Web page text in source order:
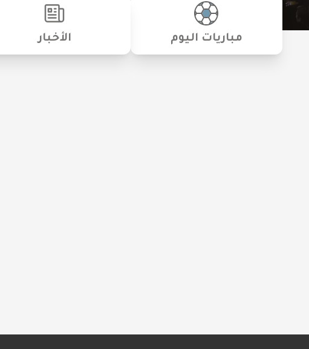
مباريات اليوم الأخبار